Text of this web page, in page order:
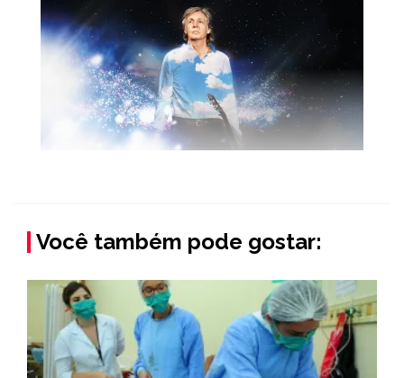
Você também pode gostar: